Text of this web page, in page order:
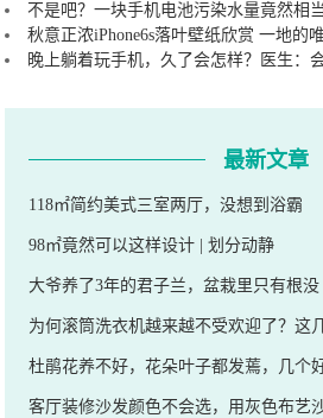
不是吧？一块手机电池污染水量竟然相
秋意正浓iPhone6s落叶壁纸欣赏 一地的
晚上躺着玩手机，久了会怎样？医生：
最新文章
118㎡简约美式三室两厅，没想到浴霸
98㎡竟然可以这样设计 | 划分动静
大爷养了3年的君子兰，盆栽里只有根没
为何滚筒洗衣机越来越不受欢迎了？这
杜鹃花养不好，花朵叶子都发蔫，几个
客厅装修沙发颜色不会选，用灰色布艺